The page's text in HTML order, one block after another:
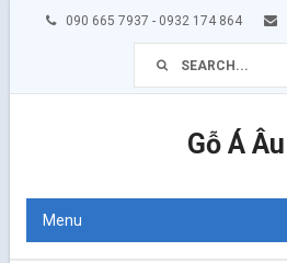
090 665 7937 - 0932 174 864
Gỗ Á Âu
Menu